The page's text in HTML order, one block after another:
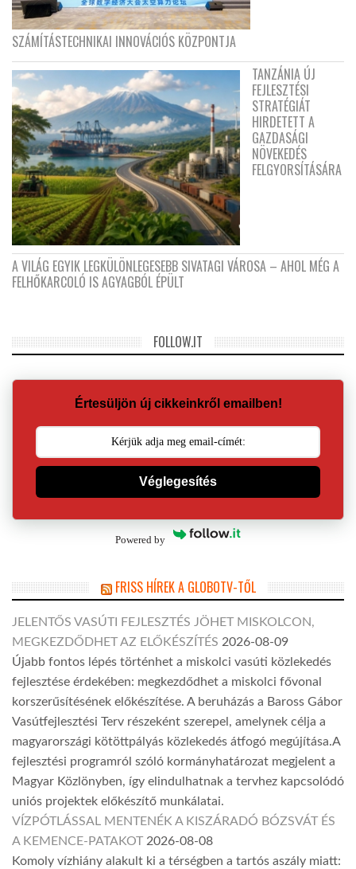
SZÁMÍTÁSTECHNIKAI INNOVÁCIÓS KÖZPONTJA
TANZÁNIA ÚJ
FEJLESZTÉSI
STRATÉGIÁT
HIRDETETT A
GAZDASÁGI
NÖVEKEDÉS
FELGYORSÍTÁSÁRA
A VILÁG EGYIK LEGKÜLÖNLEGESEBB SIVATAGI VÁROSA – AHOL MÉG A
FELHŐKARCOLÓ IS AGYAGBÓL ÉPÜLT
FOLLOW.IT
Értesüljön új cikkeinkről emailben!
Véglegesítés
Powered by
FRISS HÍREK A GLOBOTV-TŐL
JELENTŐS VASÚTI FEJLESZTÉS JÖHET MISKOLCON,
MEGKEZDŐDHET AZ ELŐKÉSZÍTÉS 2026-08-09
Újabb fontos lépés történhet a miskolci vasúti közlekedés
fejlesztése érdekében: megkezdődhet a miskolci fővonal
korszerűsítésének előkészítése. A beruházás a Baross Gábor
Vasútfejlesztési Terv részeként szerepel, amelynek célja a
magyarországi kötöttpályás közlekedés átfogó megújítása.A
fejlesztési programról szóló kormányhatározat megjelent a
Magyar Közlönyben, így elindulhatnak a tervhez kapcsolódó
uniós projektek előkészítő munkálatai.
VÍZPÓTLÁSSAL MENTENÉK A KISZÁRADÓ BÓZSVÁT ÉS
A KEMENCE-PATAKOT 2026-08-08
Komoly vízhiány alakult ki a térségben a tartós aszály miatt: